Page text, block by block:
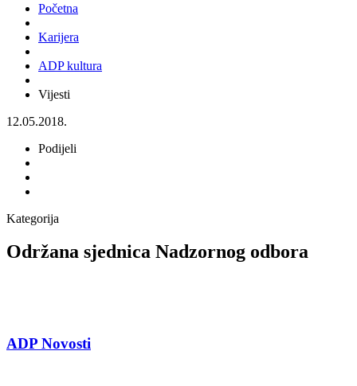
Početna
Karijera
ADP kultura
Vijesti
12.05.2018.
Podijeli
Kategorija
Održana sjednica Nadzornog odbora
ADP Novosti